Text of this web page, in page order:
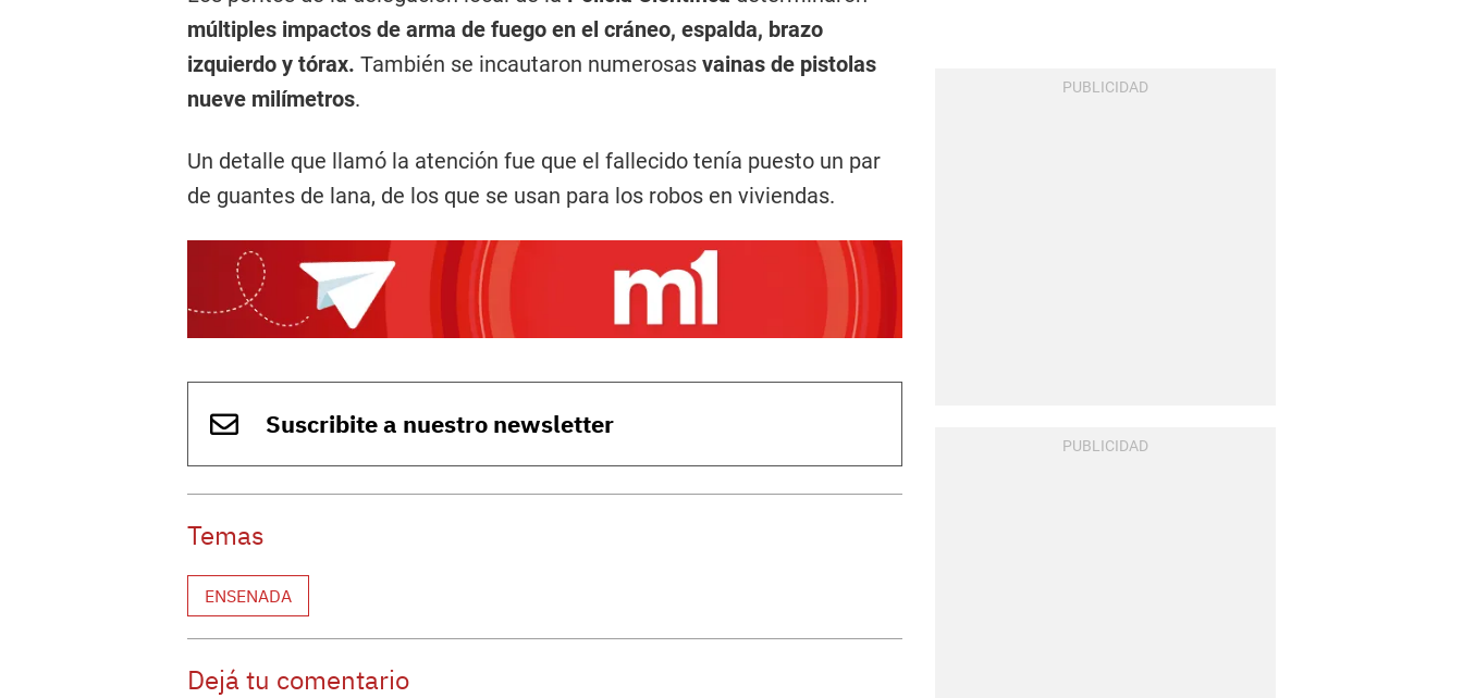
múltiples impactos de arma de fuego en el cráneo, espalda, brazo
izquierdo y tórax. También se incautaron numerosas vainas de pistolas
nueve milímetros.
Un detalle que llamó la atención fue que el fallecido tenía puesto un par
de guantes de lana, de los que se usan para los robos en viviendas.
Suscribite a nuestro newsletter
Temas
ENSENADA
Dejá tu comentario